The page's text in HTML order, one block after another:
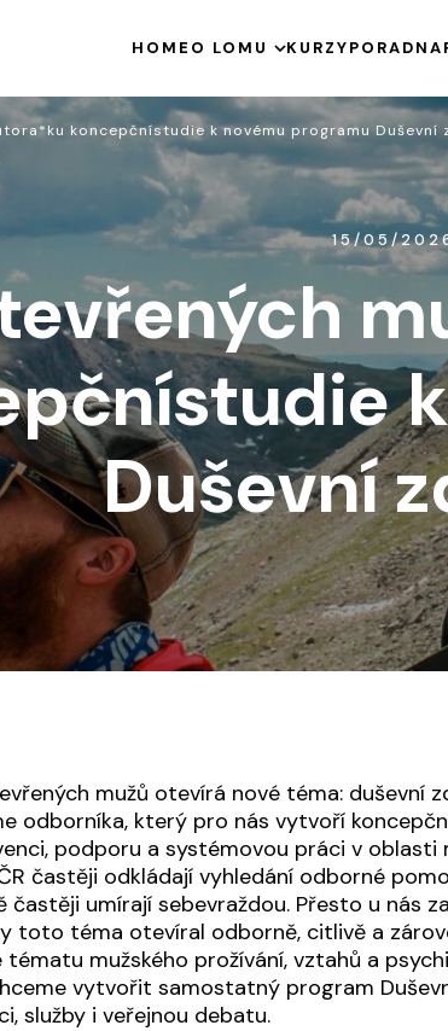
HOME O LOMU
HISTORIE
KE STAŽENÍ
VÝROČNÍ ZPRÁVY
PODPOŘENÉ PROJEKTY
KURZYPORADNA
koncepčnístudie k novému programu Duševní
15/05/
Duševní
mužů otevírá nové téma: duševní
odborníka, který pro nás vytvoří
podporu a systémovou práci v oblasti
častěji odkládají vyhledání odborné
častěji umírají sebevraždou. Přesto u nás
toto téma otevíral odborně, citlivě a
tématu mužského prožívání, vztahů a
vytvořit samostatný program
služby i veřejnou debatu.